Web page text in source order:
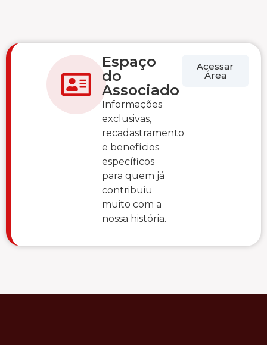
Espaço
do
Associado
Informações
exclusivas,
recadastramento
e benefícios
específicos
para quem já
contribuiu
muito com a
nossa história.
Acessar
Área